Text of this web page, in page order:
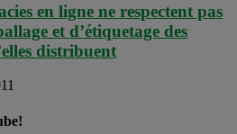
en ligne ne respectent pas
et d’étiquetage des
distribuent